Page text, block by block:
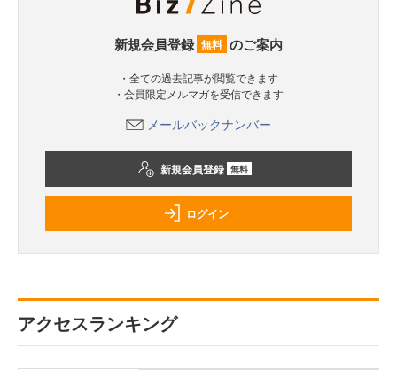
新規会員登録 無料 のご案内
・全ての過去記事が閲覧できます
・会員限定メルマガを受信できます
メールバックナンバー
新規会員登録 無料
ログイン
アクセスランキング